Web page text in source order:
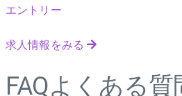
エントリー
求人情報をみる
FAQよくある質